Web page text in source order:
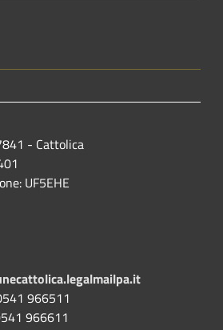
- Cattolica
UF5EHE
966511
966611